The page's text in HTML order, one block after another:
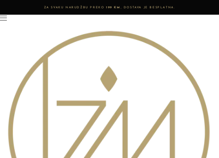
ZA SVAKU NARUDŽBU PREKO 199 KM , DOSTAVA JE BESPLATNA.